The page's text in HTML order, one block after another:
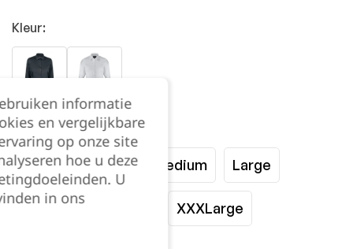
Kleur:
Maat:
XSmall Small Medium Large
XLarge XXXLarge
informatie
en vergelijkbare
op onze site
hoe u deze
U
in ons